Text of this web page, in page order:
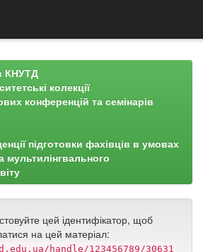
КНУТД
колекції
конференцій та семінарів
підготовки фахівців в умовах
мультилінгвального
цей ідентифікатор, щоб
на цей матеріал:
handle/123456789/30631